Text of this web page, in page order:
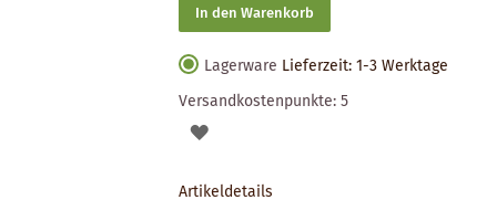
In den Warenkorb
Lagerware Lieferzeit: 1-3 Werktage
Versandkostenpunkte:5
AUF
Artikeldetails